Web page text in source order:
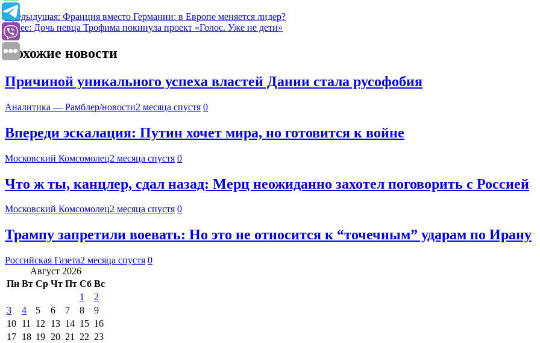
Предыдущая: Франция вместо Германии: в Европе меняется лидер?
Далее: Дочь певца Трофима покинула проект «Голос. Уже не дети»
Похожие новости
Причиной уникального успеха властей Дании стала русофобия
Аналитика — Рамблер/новости2 месяца спустя 0
Впереди эскалация: Путин хочет мира, но готовится к войне
Московский Комсомолец2 месяца спустя 0
Что ж ты, канцлер, сдал назад: Мерц неожиданно захотел поговорить с Россией
Московский Комсомолец2 месяца спустя 0
Трампу запретили воевать: Но это не относится к “точечным” ударам по Ирану
Российская Газета2 месяца спустя 0
Август 2026
Пн Вт Ср Чт Пт Сб Вс
1
2
3
4 5 6 7 8
9
10 11 12 13 14 15 16
17 18 19 20 21 22 23